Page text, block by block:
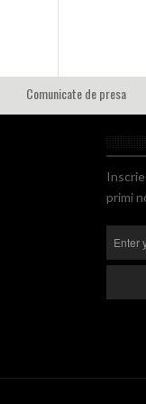
Comunicate de presa
primi